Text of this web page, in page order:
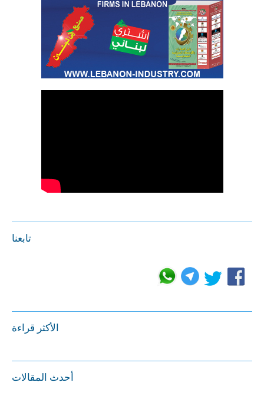
تابعنا
الأكثر قراءة
أحدث المقالات